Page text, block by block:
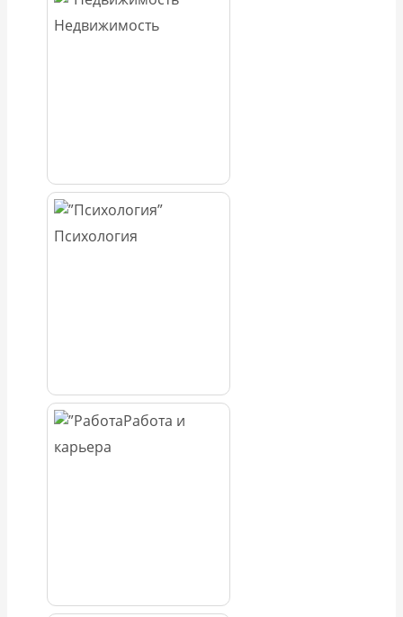
Недвижимость
Психология
Работа и
карьера